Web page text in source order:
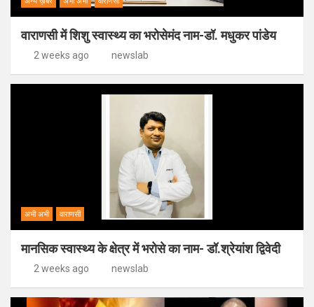
वाराणसी में शिशु स्वास्थ्य का भरोसेमंद नाम-डॉ. मधुकर पांडेय
2 weeks ago newslab
अभी अभी वाराणसी
मानसिक स्वास्थ्य के क्षेत्र में भरोसे का नाम- डॉ.श्रेयांश द्विवेदी
2 weeks ago newslab